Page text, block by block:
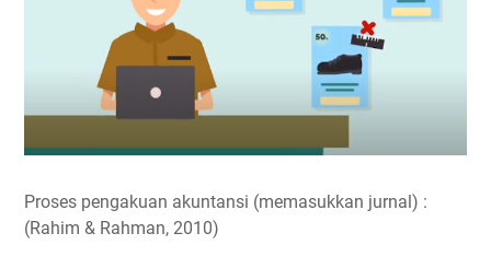
Proses pengakuan akuntansi (memasukkan jurnal) :
(Rahim & Rahman, 2010)